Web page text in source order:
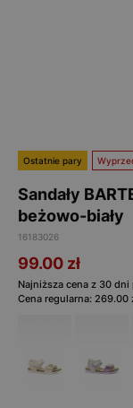
Ostatnie pary
Sandały
beżowo-biały
16183026
99.00 zł
Najniższa cena z 30
Cena regularna: 269.00